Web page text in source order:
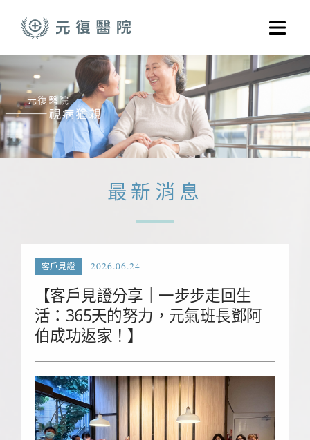
選單
關於元復
就醫指南
醫學門診
醫療養護服務
最新消息
客戶見證 2026.06.24
【客戶見證分享｜一步步走回生
活：365天的努力，元氣班長鄧阿
伯成功返家！】